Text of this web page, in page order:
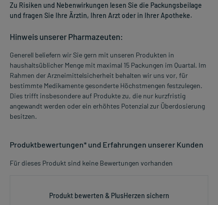
Zu Risiken und Nebenwirkungen lesen Sie die Packungsbeilage
und fragen Sie Ihre Ärztin, Ihren Arzt oder in Ihrer Apotheke.
Hinweis unserer Pharmazeuten:
Generell beliefern wir Sie gern mit unseren Produkten in
haushaltsüblicher Menge mit maximal 15 Packungen im Quartal. Im
Rahmen der Arzneimittelsicherheit behalten wir uns vor, für
bestimmte Medikamente gesonderte Höchstmengen festzulegen.
Dies trifft insbesondere auf Produkte zu, die nur kurzfristig
angewandt werden oder ein erhöhtes Potenzial zur Überdosierung
besitzen.
Produktbewertungen* und Erfahrungen unserer Kunden
Für dieses Produkt sind keine Bewertungen vorhanden
Produkt bewerten & PlusHerzen sichern